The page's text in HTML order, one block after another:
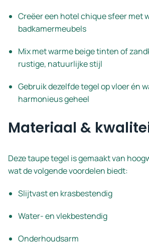
Creëer een hotel chique sfeer met
badkamermeubels
Mix met warme beige tinten of
rustige, natuurlijke stijl
Gebruik dezelfde tegel op vloer én
harmonieus geheel
Materiaal &
Deze taupe tegel is gemaakt van
wat de volgende voordelen biedt:
Slijtvast en krasbestendig
Water- en vlekbestendig
Onderhoudsarm